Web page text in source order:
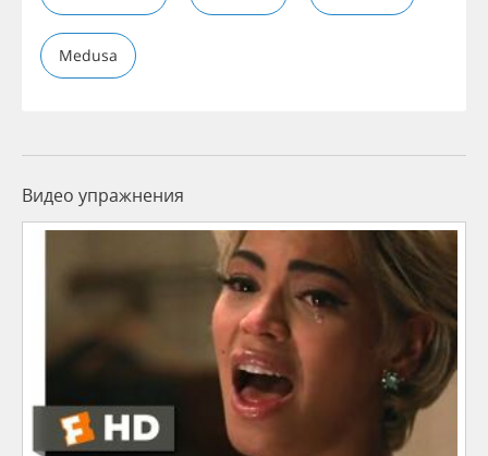
Medusa
Видео упражнения